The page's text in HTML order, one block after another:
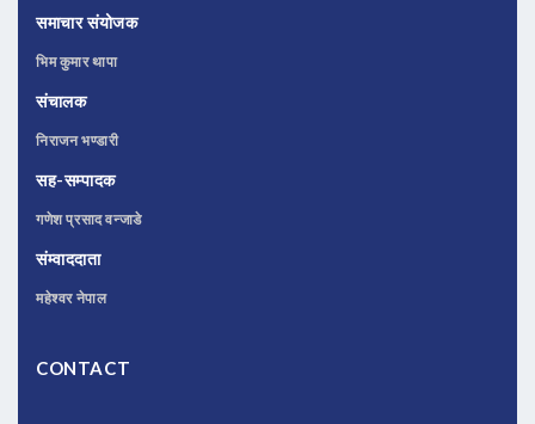
समाचार संयोजक
भिम कुमार थापा
संचालक
निराजन भण्डारी
सह-सम्पादक
गणेश प्रसाद वन्जाडे
संम्वाददाता
महेश्वर नेपाल
CONTACT